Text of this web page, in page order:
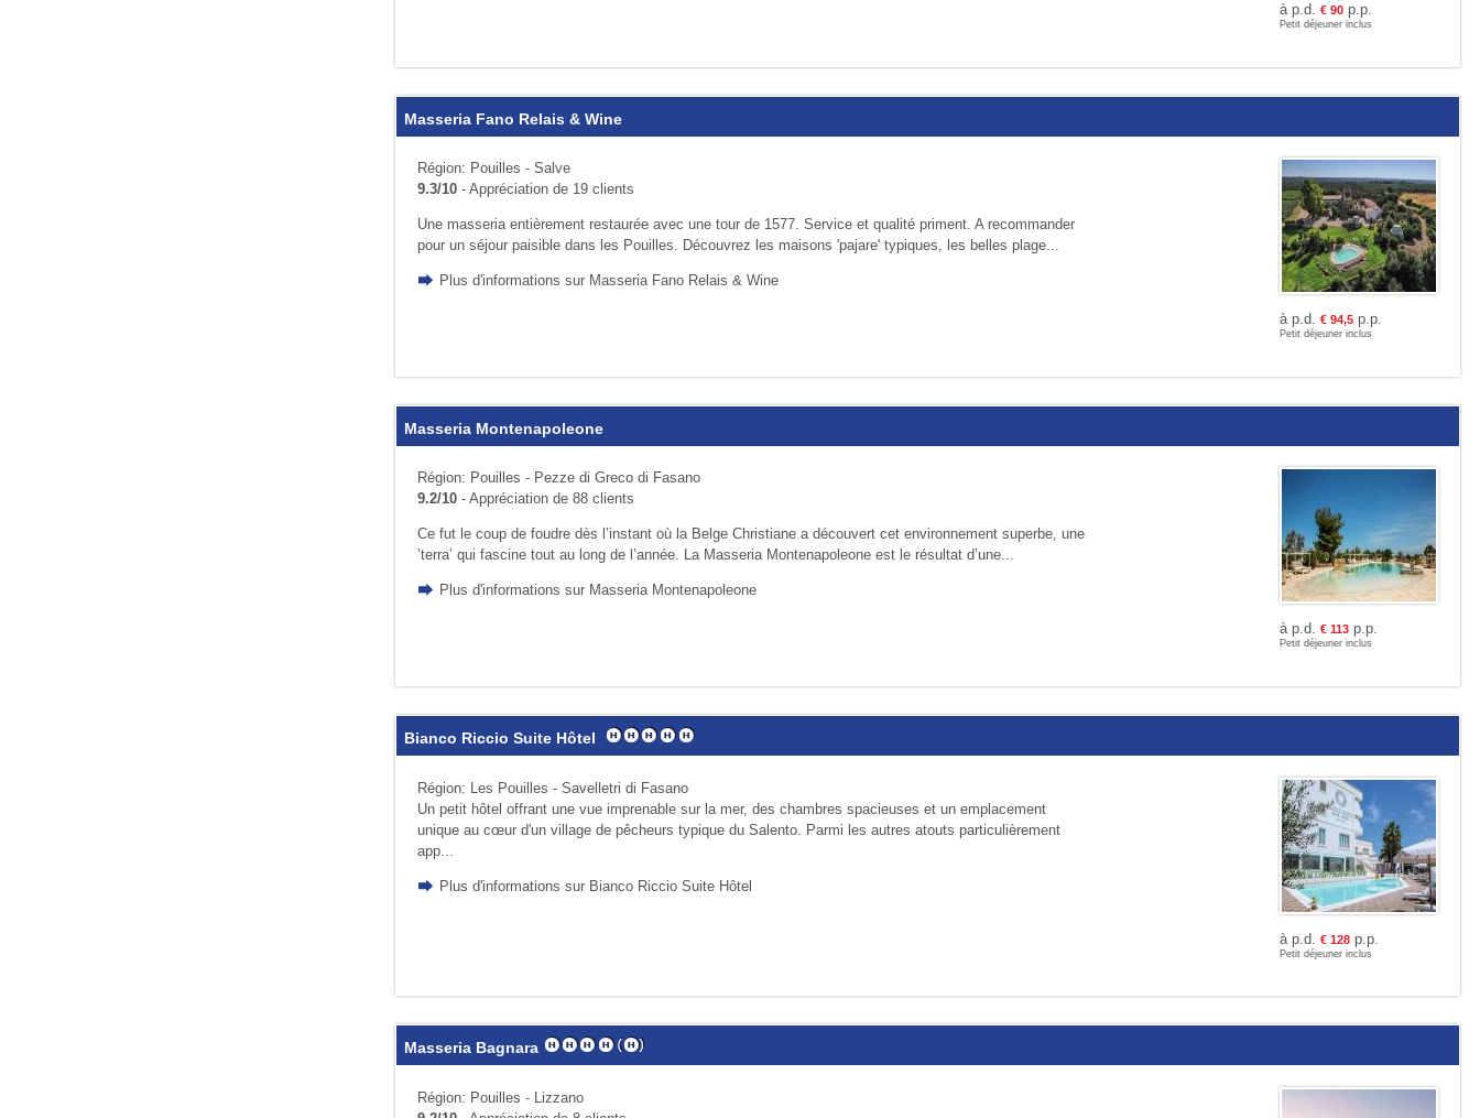
à p.d. € 90p.p.
Petit déjeuner inclus
Masseria Fano Relais & Wine
Région: Pouilles - Salve
9.3/10- Appréciation de 19 clients
Une masseria entièrement restaurée avec une tour de 1577. Service et qualité priment. A recommander
pour un séjour paisible dans les Pouilles. Découvrez les maisons 'pajare' typiques, les belles plage...
Plus d'informations sur Masseria Fano Relais & Wine
à p.d. € 94,5p.p.
Petit déjeuner inclus
Masseria Montenapoleone
Région: Pouilles - Pezze di Greco di Fasano
9.2/10- Appréciation de 88 clients
Ce fut le coup de foudre dès l’instant où la Belge Christiane a découvert cet envi­ron­nement superbe, une
’terra’ qui fascine tout au long de l’année. La Masseria Montenapoleone est le résultat d’une...
Plus d'informations sur Masseria Montenapoleone
à p.d. € 113p.p.
Petit déjeuner inclus
Bianco Riccio Suite Hôtel
Région: Les Pouilles - Savelletri di Fasano
Un petit hôtel offrant une vue imprenable sur la mer, des chambres spacieuses et un emplacement
unique au cœur d'un village de pêcheurs typique du Salento. Parmi les autres atouts particulièrement
app...
Plus d'informations sur Bianco Riccio Suite Hôtel
à p.d. € 128p.p.
Petit déjeuner inclus
Masseria Bagnara
Région: Pouilles - Lizzano